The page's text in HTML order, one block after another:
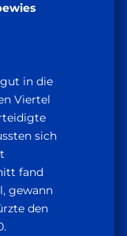
in die
Viertel
sich
fand
gewann
den